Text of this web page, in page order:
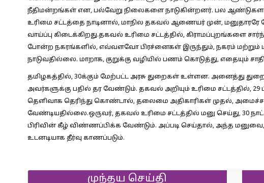
நீதிமன்றங்கள் என, பல்வேறு நிலைகளை நாடுகின்றனர். பல
உரிமை சட்டத்தை நாடினால், மாநில தகவல் ஆணையர் முன், மனுதாரரே
வாய்ப்பு கிடைக்கிறது.தகவல் உரிமை சட்டத்தில், கிராமப்புறங்களை
போன்ற நகரங்களில், எவ்வளவோ பிரச்னைகள் இருந்தும், நகரம் மற்றும்
நாடுவதில்லை. மாறாக, குறுக்கு வழியில் பணம் கொடுத்து, எதையும்
தமிழகத்தில், 30க்கும் மேற்பட்ட அரசு துறைகள் உள்ளன. அனைத்து
அவர்களுக்கு பதில் தர வேண்டும். தகவல் அறியும் உரிமை சட்டத்தில், 29
தெளிவாக தெரிந்து கொண்டால், தலைமை அதிகாரிகள் முதல்,
வேண்டியதில்லை.ஒருவர், தகவல் உரிமை சட்டத்தில் மனு செய்து, 30
பிரிவின் கீழ் விண்ணப்பிக்க வேண்டும். அப்படி செய்தால், அந்த
உடனடியாக தீர்வு காணப்படும்.
முந்தய செய்தி